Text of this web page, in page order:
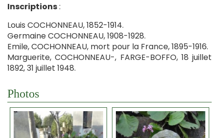
Inscriptions:
Louis COCHONNEAU, 1852-1914.
Germaine COCHONNEAU, 1908-1928.
Emile, COCHONNEAU, mort pour la France, 1895-1916.
Marguerite, COCHONNEAU-, FARGE-BOFFO, 18 juillet
1892, 31 juillet 1948.
Photos